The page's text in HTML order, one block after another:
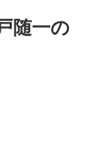
随一の